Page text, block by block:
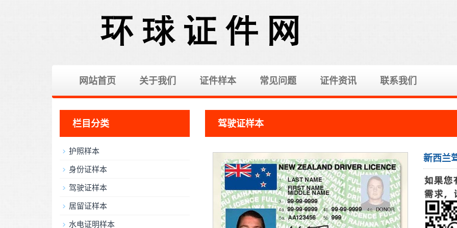
网站首页 关于我们 证件样本 常见问题 证件资讯 联系我们
驾驶证样本
新西兰
栏目分类
护照样本
身份证样本
驾驶证样本
居留证样本
水电证明样本